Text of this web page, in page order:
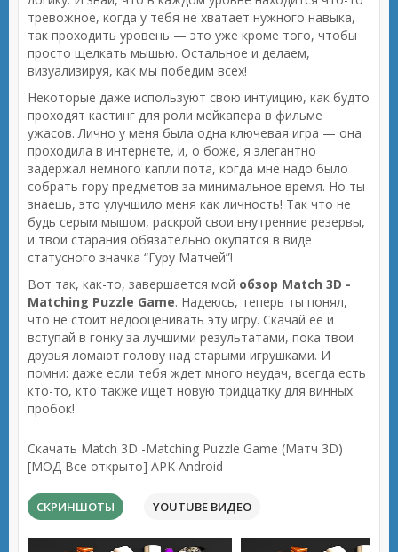
тревожное, когда у тебя не хватает нужного навыка,
так проходить уровень — это уже кроме того, чтобы
просто щелкать мышью. Остальное и делаем,
визуализируя, как мы победим всех!
Некоторые даже используют свою интуицию, как будто
проходят кастинг для роли мейкапера в фильме
ужасов. Лично у меня была одна ключевая игра — она
проходила в интернете, и, о боже, я элегантно
задержал немного капли пота, когда мне надо было
собрать гору предметов за минимальное время. Но ты
знаешь, это улучшило меня как личность! Так что не
будь серым мышом, раскрой свои внутренние резервы,
и твои старания обязательно окупятся в виде
статусного значка “Гуру Матчей”!
Вот так, как-то, завершается мой обзор Match 3D -
Matching Puzzle Game. Надеюсь, теперь ты понял,
что не стоит недооценивать эту игру. Скачай её и
вступай в гонку за лучшими результатами, пока твои
друзья ломают голову над старыми игрушками. И
помни: даже если тебя ждет много неудач, всегда есть
кто-то, кто также ищет новую тридцатку для винных
пробок!
Скачать Match 3D -Matching Puzzle Game (Матч 3D)
[МОД Все открыто] APK Android
СКРИНШОТЫ YOUTUBE ВИДЕО